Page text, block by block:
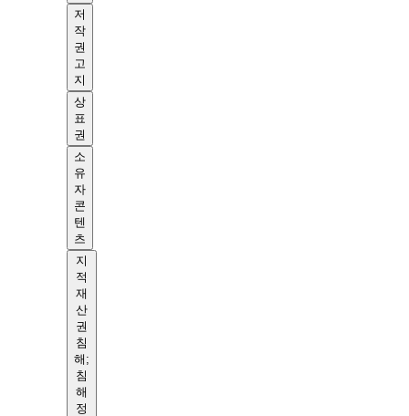
저
작
권
고
지
상
표
권
소
유
자
콘
텐
츠
지
적
재
산
권
침
해;
침
해
정